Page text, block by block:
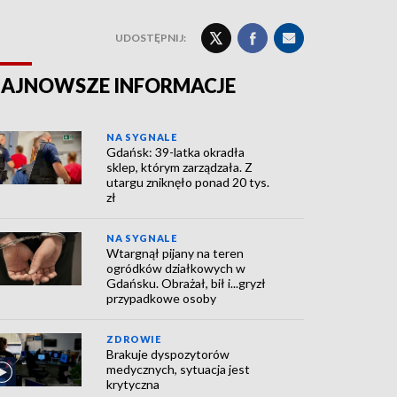
UDOSTĘPNIJ:
INFORMACJE
NA SYGNALE
Gdańsk: 39-latka okradła
sklep, którym zarządzała. Z
utargu zniknęło ponad 20 tys.
zł
NA SYGNALE
Wtargnął pijany na teren
ogródków działkowych w
Gdańsku. Obrażał, bił i...gryzł
przypadkowe osoby
ZDROWIE
Brakuje dyspozytorów
medycznych, sytuacja jest
krytyczna